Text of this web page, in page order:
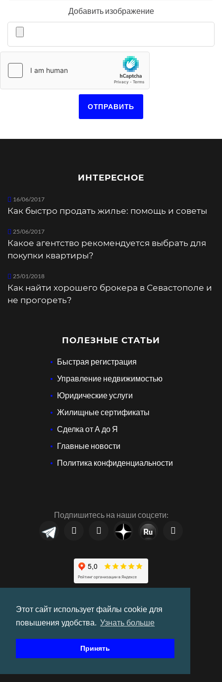
Этот сайт использует файлы cookie для
повышения удобства. Узнать больше
Принять
Добавить изображение
ИНТЕРЕСНОЕ
16/06/2017
Как быстро продать жилье: помощь и советы
25/06/2017
Какое агентство рекомендуется выбрать для
покупки квартиры?
25/01/2018
Как найти хорошего брокера в Севастополе и
не прогореть?
ПОЛЕЗНЫЕ СТАТЬИ
Быстрая регистрация
Управление недвижимостью
Юридические услуги
Жилищные сертификаты
Сделка от А до Я
Главные новости
Политика конфиденциальности
Подпишитесь на наши соцсети: